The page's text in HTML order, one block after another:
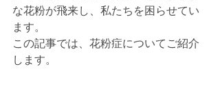
な花粉が飛来し、私たちを困らせてい
ます。
この記事では、花粉症についてご紹介
します。